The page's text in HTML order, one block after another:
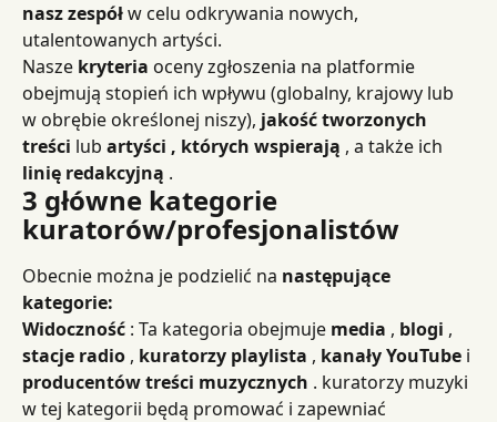
nasz zespół w celu odkrywania nowych,
utalentowanych artyści.
Nasze kryteria oceny zgłoszenia na platformie
obejmują stopień ich wpływu (globalny, krajowy lub
w obrębie określonej niszy), jakość tworzonych
treści lub artyści , których wspierają , a także ich
linię redakcyjną .
3 główne kategorie
kuratorów/profesjonalistów
Obecnie można je podzielić na następujące
kategorie:
Widoczność : Ta kategoria obejmuje media , blogi ,
stacje radio , kuratorzy playlista , kanałyYouTube i
producentów treści muzycznych . kuratorzy muzyki
w tej kategorii będą promować i zapewniać